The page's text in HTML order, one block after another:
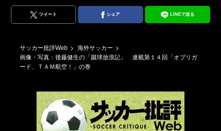
ツイート シェア LINEで送る
サッカー批評Web
海外サッカー
画像・写真：後藤健生の「蹴球放浪記」 連載第１４回「オブリガ
ード、ＴＡＭ航空！」の巻